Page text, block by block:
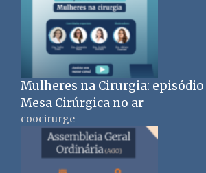
Mulheres na Cirurgia: episódio
Mesa Cirúrgica no ar
coocirurge